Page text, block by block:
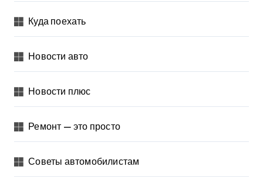
Куда поехать
Новости авто
Новости плюс
Ремонт — это просто
Советы автомобилистам